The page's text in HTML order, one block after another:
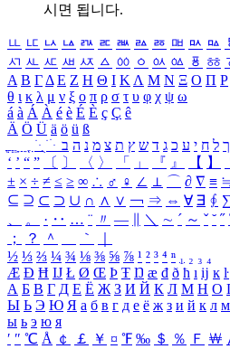
시면 됩니다.
ㅥ ㅦ ㅧ ㅨ ㅩ ㅪ ㅫ ㅬ ㅭ ㅮ ㅯ ㅰ
ㅺ ㅻ ㅼ ㅽ ㅾ ㅿ ㆀ ㆁ ㆂ ㆃ ㆄ ㆅ
Α Β ΓΔ Ε Ζ Η Θ Ι ΚΛ Μ Ν Ξ Ο Π Ρ
θ ι κ λ μ ν ξ ο π ρ σ τ υ φ χ ψ ω
á à Á À é è É È ç Ç ê
Ä Ö Ü ä ö ü ß
ִֶֹ ֻּ ׁׂ ך ל ח י ע כ ג ד ש ץ ת צ מ נ ה ב
‘ ’ “ ” 〔 〕 〈 〉 「 」 『 』 【 】
± × ÷ ≠ ≤ ≥ ∞ ∴ ♂ ♀ ∠ ⊥ ⌒ ∂ ∇ ≡ ≒
⊆ ⊇ ⊂ ⊃ ∪ ∩ ∧ ∨ ￢ ⇒ ⇔ ∀ ∃ ∮ ∑
、
。 · ‥ … ¨ 〃 ― ＼ ∼ ´ ～ ˇ ˘ ˝
；
？ ＾ ｀
½ ⅓ ⅔ ¼ ¾ ⅛ ⅜ ⅝ ⅞ ¹ ² ³ ⁴ ⁿ ₁ ₂ ₃ ₄
Æ Ð Ħ Ĳ Ł Ø Œ Þ Ŧ Ŋ æ đ ð ħ ı ĳ ĸ ŀ
А Б В Г Д Е Ё Ж З И Й К Л М Н О
Ы Ь Э Ю Я а б в г д е ё ж з и й к л м
ы ь э ю я
′ ″ ℃ Å ￠ ￡ ￥ ¤ ℉ ‰ ＄ ％ Ｆ ￦